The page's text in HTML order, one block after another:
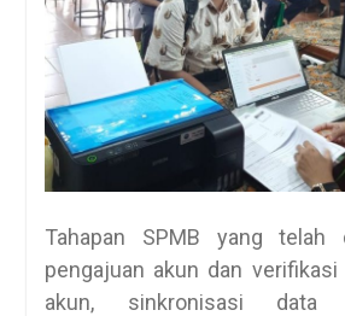
Tahapan SPMB yang telah
pengajuan akun dan verifikasi
akun, sinkronisasi data